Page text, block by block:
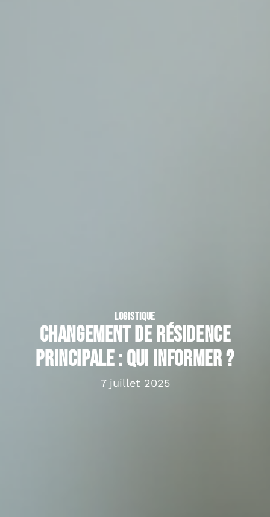
LOGISTIQUE
Changement de résidence
principale : qui informer ?
7 juillet 2025